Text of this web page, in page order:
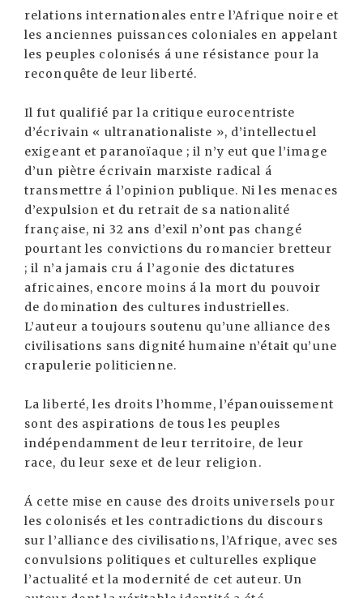
relations internationales entre l’Afrique noire et
les anciennes puissances coloniales en appelant
les peuples colonisés á une résistance pour la
reconquête de leur liberté.
Il fut qualifié par la critique eurocentriste
d’écrivain « ultranationaliste », d’intellectuel
exigeant et paranoïaque ; il n’y eut que l’image
d’un piètre écrivain marxiste radical á
transmettre á l’opinion publique. Ni les menaces
d’expulsion et du retrait de sa nationalité
française, ni 32 ans d’exil n’ont pas changé
pourtant les convictions du romancier bretteur
; il n’a jamais cru á l’agonie des dictatures
africaines, encore moins á la mort du pouvoir
de domination des cultures industrielles.
L’auteur a toujours soutenu qu’une alliance des
civilisations sans dignité humaine n’était qu’une
crapulerie politicienne.
La liberté, les droits l’homme, l’épanouissement
sont des aspirations de tous les peuples
indépendamment de leur territoire, de leur
race, du leur sexe et de leur religion.
Á cette mise en cause des droits universels pour
les colonisés et les contradictions du discours
sur l’alliance des civilisations, l’Afrique, avec ses
convulsions politiques et culturelles explique
l’actualité et la modernité de cet auteur. Un